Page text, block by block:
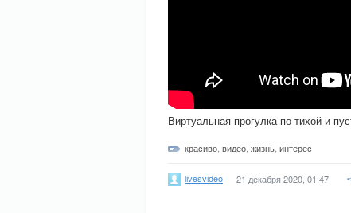
Виртуальная прогулка по тихой и
красиво видео жизнь интерес
livesvideo 21 декабря 2020, 01:47